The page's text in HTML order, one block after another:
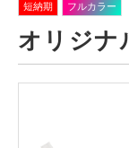
短納期 フルカラー
オリジ